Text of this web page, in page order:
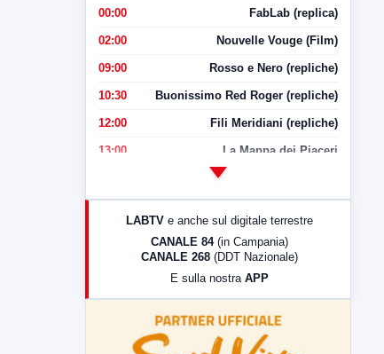
00:00 FabLab (replica)
02:00 Nouvelle Vouge (Film)
09:00 Rosso e Nero (repliche)
10:30 Buonissimo Red Roger (repliche)
12:00 Fili Meridiani (repliche)
13:00 La Mappa dei Piaceri
LabNews (Diretta)
LabNews (replica)
LABTV e anche sul digitale terrestre
CANALE 84 (in Campania)
CANALE 268 (DDT Nazionale)
E sulla nostra APP